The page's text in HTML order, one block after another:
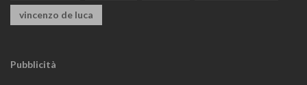
vincenzo de luca
Pubblicità